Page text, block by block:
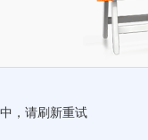
，请刷新重试